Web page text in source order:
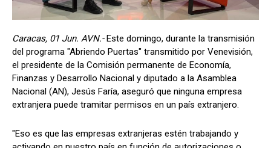
Caracas, 01 Jun. AVN.-Este domingo, durante la transmisión
del programa "Abriendo Puertas" transmitido por Venevisión,
el presidente de la Comisión permanente de Economía,
Finanzas y Desarrollo Nacional y diputado a la Asamblea
Nacional (AN), Jesús Faría, aseguró que ninguna empresa
extranjera puede tramitar permisos en un país extranjero.
"Eso es que las empresas extranjeras estén trabajando y